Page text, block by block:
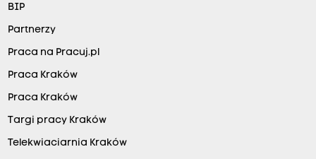
BIP
Partnerzy
Praca na Pracuj.pl
Praca Kraków
Praca Kraków
Targi pracy Kraków
Telekwiaciarnia Kraków